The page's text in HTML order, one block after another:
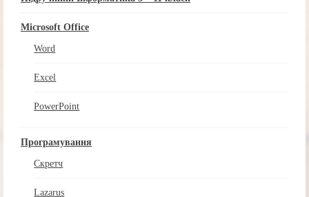
Microsoft Office
Word
Excel
PowerPoint
Програмування
Скретч
Lazarus